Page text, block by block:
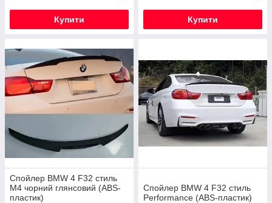
Купити Купити
Спойлер BMW 4 F32 стиль
M4 чорний глянсовий (ABS-
пластик)
Спойлер BMW 4 F32 стиль
Performance (ABS-пластик)